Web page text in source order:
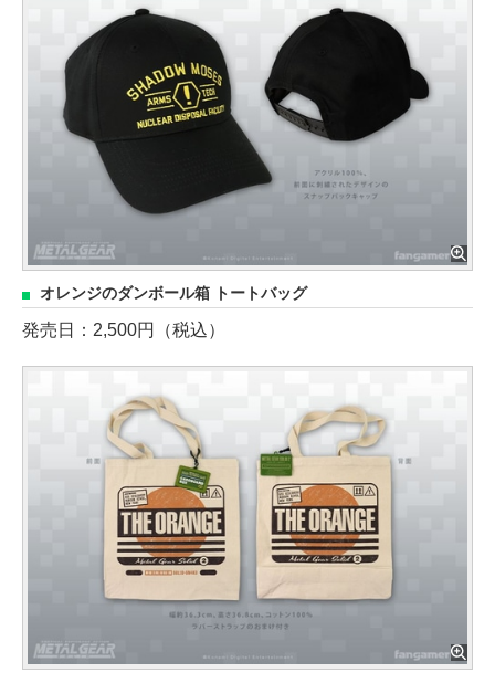
オレンジのダンボール箱 トートバッグ
発売日：2,500円（税込）